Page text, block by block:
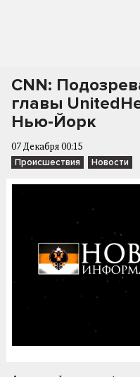
CNN:
главы
Нью-Йорк
07 Декабря 00:15
Происшествия Новости